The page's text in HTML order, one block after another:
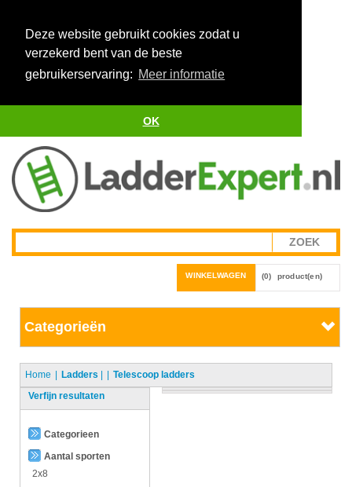
Deze website gebruikt cookies zodat u
verzekerd bent van de beste
gebruikerservaring: Meer informatie
OK
WINKELWAGEN (0) product(en)
Categorieën
Home Ladders |
Telescoop ladders
Verfijn resultaten
Categorieen
Aantal sporten
2x8